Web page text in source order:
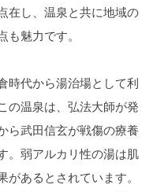
在し、温泉と共に地域の
魅力です。
時代から湯治場として利
の温泉は、弘法大師が発
ら武田信玄が戦傷の療養
。弱アルカリ性の湯は肌
あるとされています。